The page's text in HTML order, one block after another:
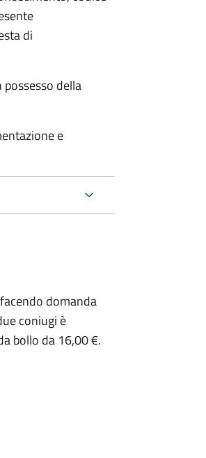
di
della
e
domanda
coniugi è
bollo da 16,00 €.